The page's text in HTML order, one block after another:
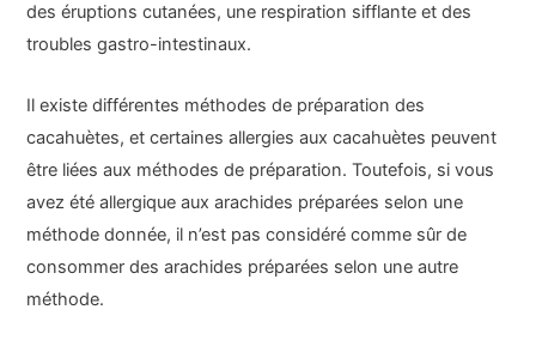
des éruptions cutanées, une respiration sifflante et des
troubles gastro-intestinaux.
Il existe différentes méthodes de préparation des
cacahuètes, et certaines allergies aux cacahuètes peuvent
être liées aux méthodes de préparation. Toutefois, si vous
avez été allergique aux arachides préparées selon une
méthode donnée, il n’est pas considéré comme sûr de
consommer des arachides préparées selon une autre
méthode.